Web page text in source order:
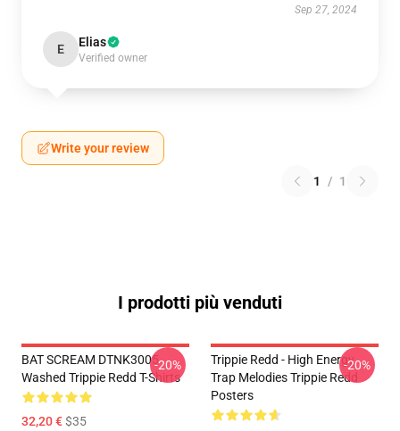
Sep 27, 2024
E Elias
Verified owner
Write your review
1 / 1
I prodotti più venduti
BAT SCREAM DTNK3005
Washed Trippie Redd T-Shirts
32,20 €$35
-20%
Trippie Redd - High Energy
Trap Melodies Trippie Redd
Posters
-20%